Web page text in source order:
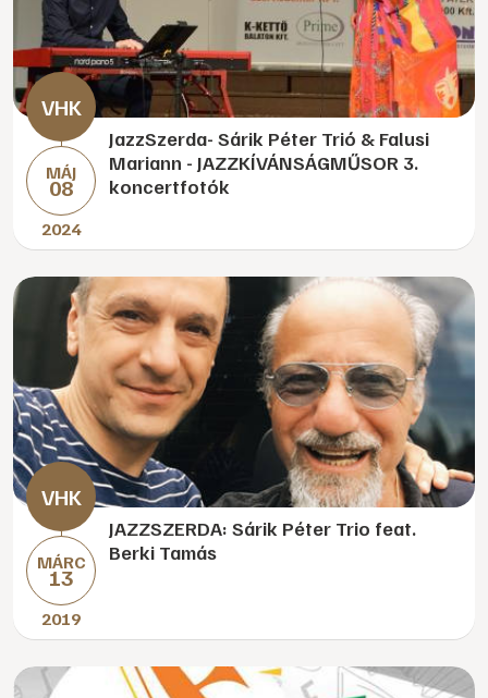
MÁJ
08
2024
JazzSzerda- Sárik Péter Trió & Falusi
Mariann - JAZZKÍVÁNSÁGMŰSOR 3.
koncertfotók
MÁRC
13
2019
JAZZSZERDA: Sárik Péter Trio feat.
Berki Tamás